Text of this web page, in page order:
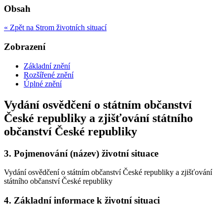
Obsah
« Zpět na Strom životních situací
Zobrazení
Základní znění
Rozšířené znění
Úplné znění
Vydání osvědčení o státním občanství
České republiky a zjišťování státního
občanství České republiky
3. Pojmenování (název) životní situace
Vydání osvědčení o státním občanství České republiky a zjišťování
státního občanství České republiky
4. Základní informace k životní situaci